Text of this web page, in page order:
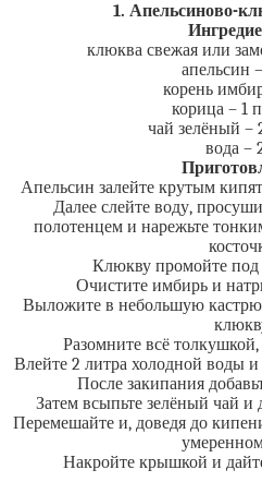
1. Апельсиново-
клюква свежая или
апельсин
корень
корица – 1
чай зелёный –
вода –
Апельсин залейте крутым
Далее слейте воду,
полотенцем и нарежьте
Клюкву промойте под
Очистите имбирь и
Выложите в небольшую
Разомните всё
Влейте 2 литра холодной воды и
После закипания
Затем всыпьте зелёный чай и
Перемешайте и, доведя до
Накройте крышкой и